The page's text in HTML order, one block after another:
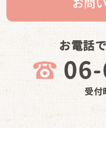
お電話
受付